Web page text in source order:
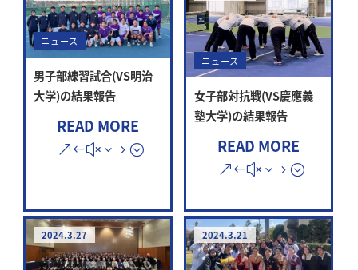
ニュース
男子部練習試合(VS明治
大学)の結果報告
READ MORE
ニュース
女子部対抗戦(VS慶應義
塾大学)の結果報告
READ MORE
2024.3.27 2024.3.21